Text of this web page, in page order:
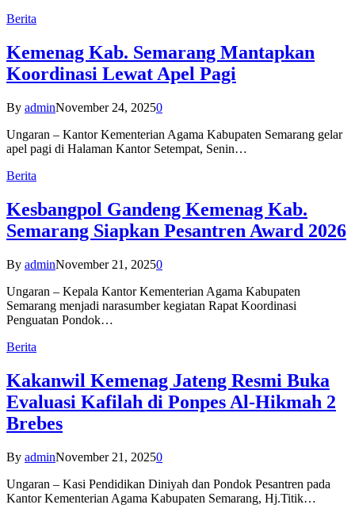
Berita
Kemenag Kab. Semarang Mantapkan
Koordinasi Lewat Apel Pagi
By adminNovember 24, 20250
Ungaran – Kantor Kementerian Agama Kabupaten Semarang gelar
apel pagi di Halaman Kantor Setempat, Senin…
Berita
Kesbangpol Gandeng Kemenag Kab.
Semarang Siapkan Pesantren Award 2026
By adminNovember 21, 20250
Ungaran – Kepala Kantor Kementerian Agama Kabupaten
Semarang menjadi narasumber kegiatan Rapat Koordinasi
Penguatan Pondok…
Berita
Kakanwil Kemenag Jateng Resmi Buka
Evaluasi Kafilah di Ponpes Al-Hikmah 2
Brebes
By adminNovember 21, 20250
Ungaran – Kasi Pendidikan Diniyah dan Pondok Pesantren pada
Kantor Kementerian Agama Kabupaten Semarang, Hj.Titik…